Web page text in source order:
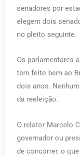
senadores por
elegem dois
no pleito seguinte.
Os parlamentares
tem feito bem ao
dois anos.
da reeleição.
O relator Marcelo
governador ou
de concorrer, o